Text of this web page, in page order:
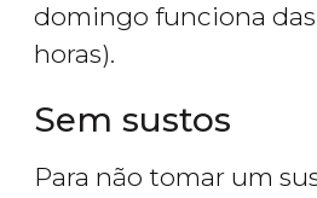
domingo funciona das
horas).
Sem sustos
Para não tomar um